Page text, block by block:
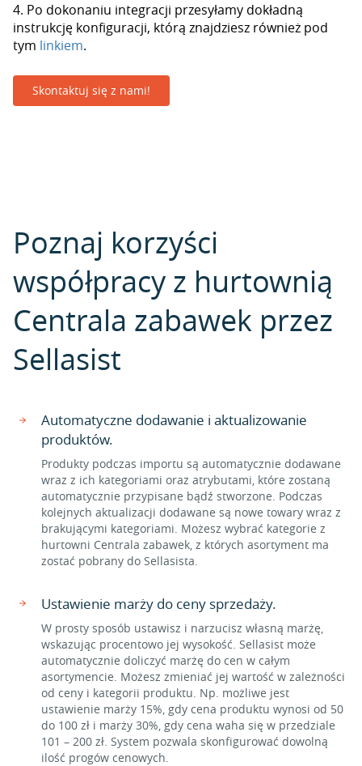
4. Po dokonaniu integracji przesyłamy dokładną
instrukcję konfiguracji, którą znajdziesz również pod
tym linkiem.
Skontaktuj się z nami!
Poznaj korzyści
współpracy z hurtownią
Centrala zabawek przez
Sellasist
Automatyczne dodawanie i aktualizowanie
produktów.
Produkty podczas importu są automatycznie dodawane
wraz z ich kategoriami oraz atrybutami, które zostaną
automatycznie przypisane bądź stworzone. Podczas
kolejnych aktualizacji dodawane są nowe towary wraz z
brakującymi kategoriami. Możesz wybrać kategorie z
hurtowni Centrala zabawek, z których asortyment ma
zostać pobrany do Sellasista.
Ustawienie marży do ceny sprzedaży.
W prosty sposób ustawisz i narzucisz własną marżę,
wskazując procentowo jej wysokość. Sellasist może
automatycznie doliczyć marżę do cen w całym
asortymencie. Możesz zmieniać jej wartość w zależności
od ceny i kategorii produktu. Np. możliwe jest
ustawienie marży 15%, gdy cena produktu wynosi od 50
do 100 zł i marży 30%, gdy cena waha się w przedziale
101 – 200 zł. System pozwala skonfigurować dowolną
ilość progów cenowych.